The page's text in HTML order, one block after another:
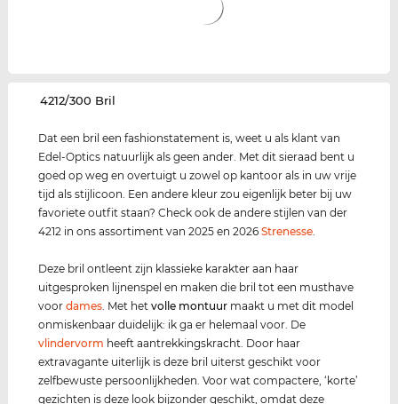
‌4212/300 Bril
Dat een bril een fashionstatement is, weet u als klant van
Edel-Optics natuurlijk als geen ander. Met dit sieraad bent u
goed op weg en overtuigt u zowel op kantoor als in uw vrije
tijd als stijlicoon. Een andere kleur zou eigenlijk beter bij uw
favoriete outfit staan? Check ook de andere stijlen van der
4212 in ons assortiment van 2025 en 2026Strenesse.
Deze bril ontleent zijn klassieke karakter aan haar
uitgesproken lijnenspel en maken die bril tot een musthave
voordames. Met hetvolle montuur maakt u met dit model
onmiskenbaar duidelijk: ik ga er helemaal voor. De
vlindervorm heeft aantrekkingskracht. Door haar
extravagante uiterlijk is deze bril uiterst geschikt voor
zelfbewuste persoonlijkheden. Voor wat compactere, ‘korte’
gezichten is deze look bijzonder geschikt, omdat deze